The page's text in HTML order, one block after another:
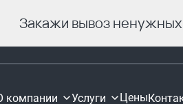
Закажи вывоз
компании Услуги Цены